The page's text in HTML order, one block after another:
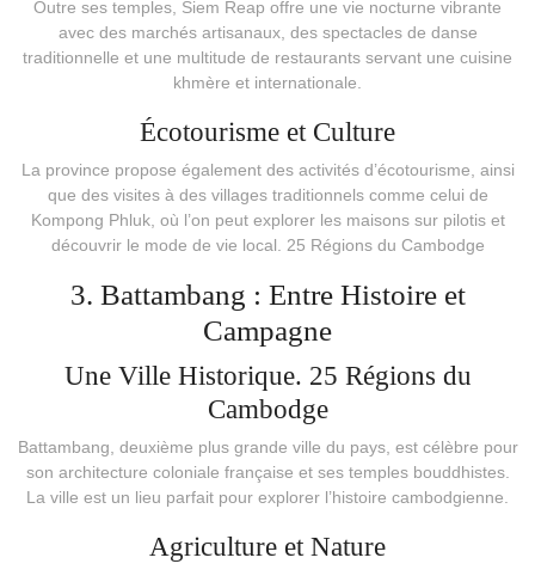
Outre ses temples, Siem Reap offre une vie nocturne vibrante
avec des marchés artisanaux, des spectacles de danse
traditionnelle et une multitude de restaurants servant une cuisine
khmère et internationale.
Écotourisme et Culture
La province propose également des activités d’écotourisme, ainsi
que des visites à des villages traditionnels comme celui de
Kompong Phluk, où l’on peut explorer les maisons sur pilotis et
découvrir le mode de vie local. 25 Régions du Cambodge
3. Battambang : Entre Histoire et
Campagne
Une Ville Historique. 25 Régions du
Cambodge
Battambang, deuxième plus grande ville du pays, est célèbre pour
son architecture coloniale française et ses temples bouddhistes.
La ville est un lieu parfait pour explorer l’histoire cambodgienne.
Agriculture et Nature